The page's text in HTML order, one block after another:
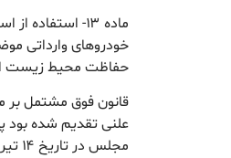
ماده ۱۳-
خودروهای وارداتی
حفاظت محیط زیست
قانون فوق مشتمل بر
مجلس در تاریخ ۱۴ تیر ۱۴۰۲ به تأیید شورای نگهبان رسید.